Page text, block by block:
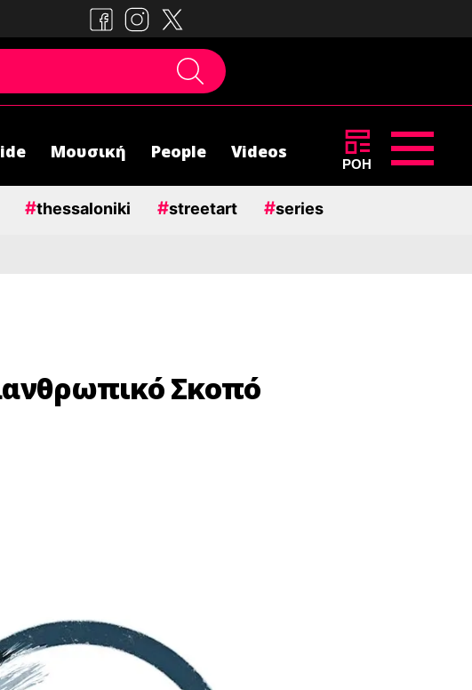
Μουσική People Videos
ΡΟΗ
#thessaloniki #streetart #series
Σκοπό